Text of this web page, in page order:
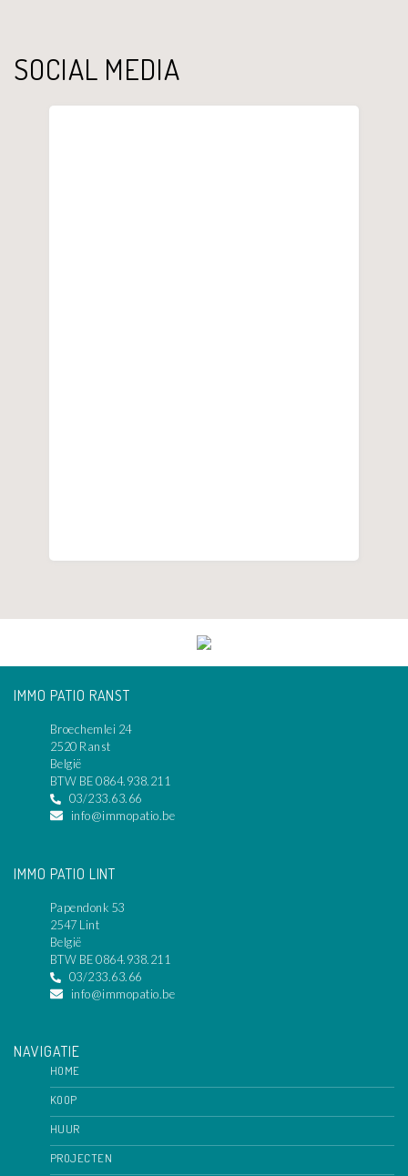
SOCIAL MEDIA
IMMO PATIO RANST
Broechemlei 24
2520 Ranst
België
BTW BE 0864.938.211
03/233.63.66
info@immopatio.be
IMMO PATIO LINT
Papendonk 53
2547 Lint
België
BTW BE 0864.938.211
03/233.63.66
info@immopatio.be
NAVIGATIE
HOME
KOOP
HUUR
PROJECTEN